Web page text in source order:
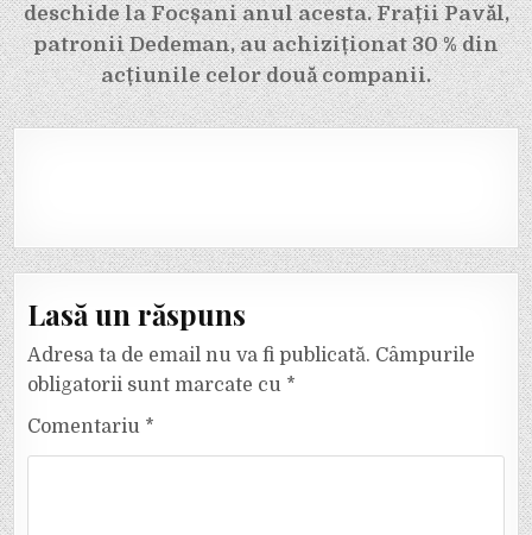
deschide la Focșani anul acesta. Frații Pavăl,
patronii Dedeman, au achiziționat 30 % din
acțiunile celor două companii.
Lasă un răspuns
Adresa ta de email nu va fi publicată. Câmpurile
obligatorii sunt marcate cu *
Comentariu *